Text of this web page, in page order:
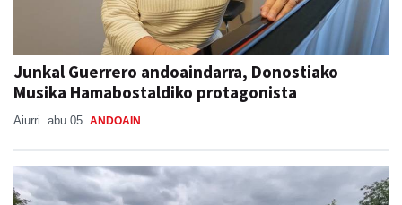
Junkal Guerrero andoaindarra, Donostiako
Musika Hamabostaldiko protagonista
Aiurri abu 05 ANDOAIN